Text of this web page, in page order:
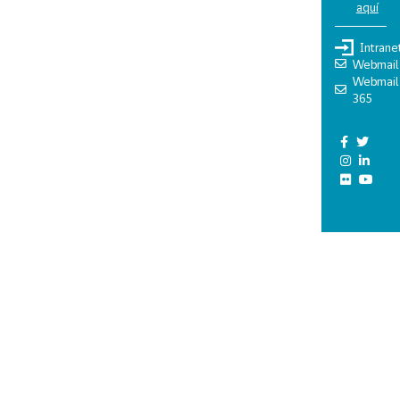
aquí
Webmail
Webmail
365